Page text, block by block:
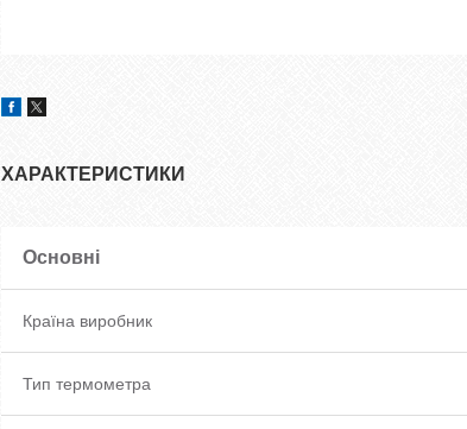
ХАРАКТЕРИСТИКИ
Основні
Країна виробник
Тип термометра